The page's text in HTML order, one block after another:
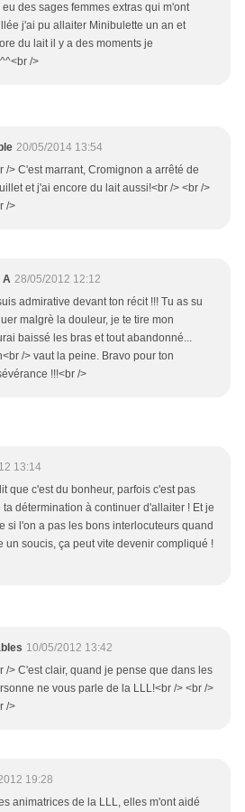
eu des sages femmes extras qui m'ont
j'ai pu allaiter Minibulette un an et
du lait il y a des moments je
/>
20/05/2014 13:54
/> C'est marrant, Cromignon a arrêté de
et j'ai encore du lait aussi!<br /> <br />
/>
A 28/05/2012 12:12
admirative devant ton récit !!! Tu as su
malgrè la douleur, je te tire mon
baissé les bras et tout abandonné...
/> vaut la peine. Bravo pour ton
!!!<br />
13:14
que c'est du bonheur, parfois c'est pas
ta détermination à continuer d'allaiter ! Et je
si l'on a pas les bons interlocuteurs quand
un soucis, ça peut vite devenir compliqué !
10/05/2012 13:42
/> C'est clair, quand je pense que dans les
ne vous parle de la LLL!<br /> <br />
/>
19:28
animatrices de la LLL, elles m'ont aidé